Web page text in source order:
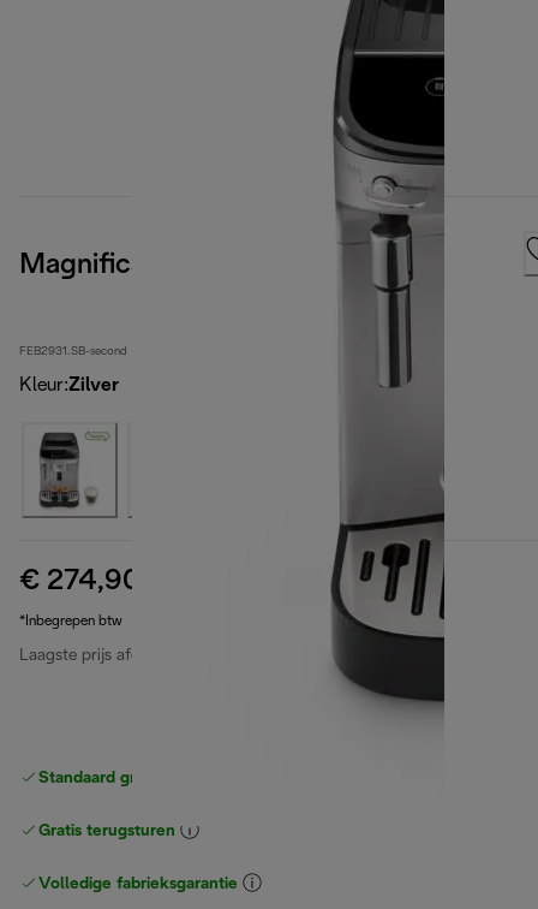
Magnifica Evo
FEB2931.SB-second
Kleur:Zilver
€ 274,90 originele prijs € 449,90
*Inbegrepen btw
Laagste prijs afgelopen 30 dagen
Standaard gratis verzending
Gratis terugsturen
Volledige fabrieksgarantie